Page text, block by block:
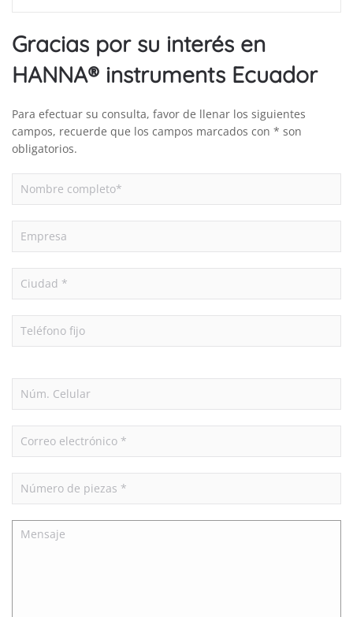
Gracias por su interés en
HANNA® instruments Ecuador
Para efectuar su consulta, favor de llenar los siguientes
campos, recuerde que los campos marcados con * son
obligatorios.